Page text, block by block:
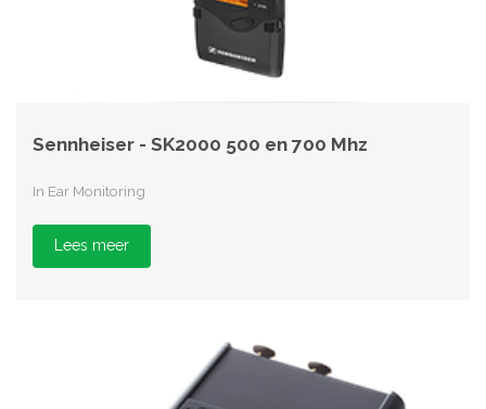
Sennheiser - SK2000 500 en 700 Mhz
In Ear Monitoring
Lees meer